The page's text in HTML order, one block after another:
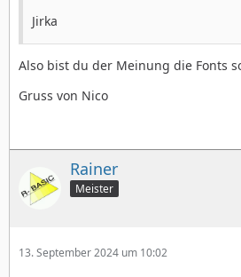
Jirka
Also bist du der Meinung die Fonts
Gruss von Nico
Rainer
Meister
13. September 2024 um 10:02